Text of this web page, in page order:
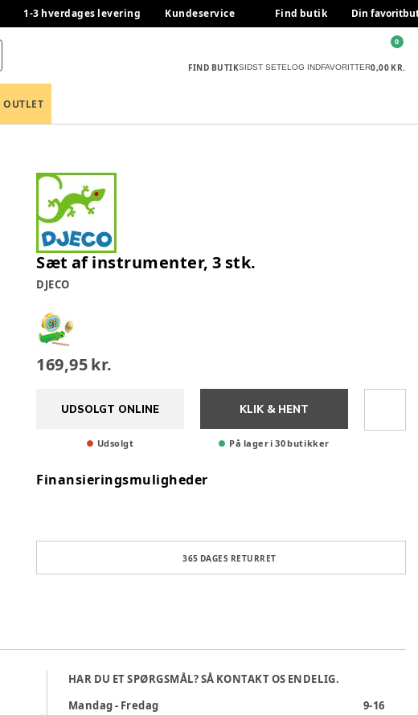
1-3 hverdages levering Kundeservice Find butik Din
FIND BUTIKSIDST SETELOG INDFAVORITTER0,00 KR.
0
OUTLET
Sæt af instrumenter, 3 stk.
DJECO
169,95 kr.
UDSOLGT ONLINE
Udsolgt
KLIK & HENT
På lager i 30 butikker
Finansieringsmuligheder
365 DAGES RETURRET
HAR DU ET SPØRGSMÅL? SÅ KONTAKT OS ENDELIG.
Mandag - Fredag
9-16